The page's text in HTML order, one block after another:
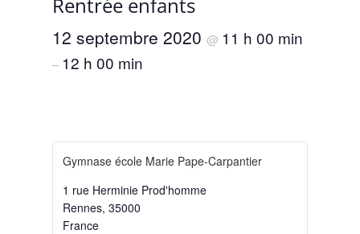
Rentrée enfants
12 septembre 2020 @ 11 h 00 min
– 12 h 00 min
Gymnase école Marie Pape-Carpantier
1 rue Herminie Prod'homme
Rennes, 35000
France